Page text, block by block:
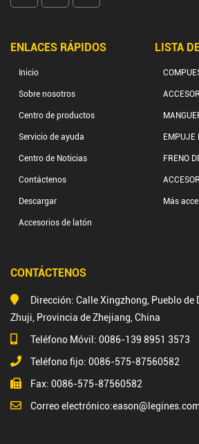
ENLACES RÁPIDOS
Inicio
Sobre nosotros
Centro de productos
Servicio de ayuda
Centro de Noticias
Contáctenos
Descargar
Accesorios de latón
LISTA
EMPUJE
FRENO
Más
CONTÁCTENOS
Dirección: Calle Xingzhong, Pueblo de
Zhuji, Provincia de Zhejiang, China
Teléfono Móvil: 0086-139 8951 3573
Teléfono fijo: 0086-575-87560582
Fax: 0086-575-87560582
Correo electrónico: